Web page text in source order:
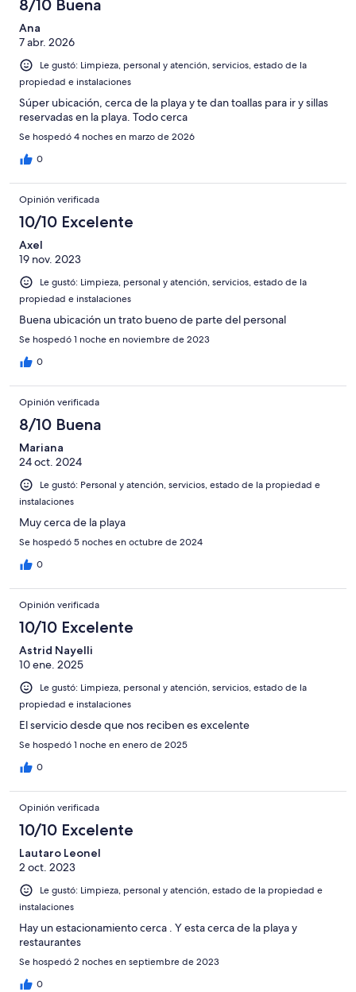
8/10 Buena
Ana
7 abr. 2026
Le gustó: Limpieza, personal y atención, servicios, estado de la
propiedad e instalaciones
Súper ubicación, cerca de la playa y te dan toallas para ir y sillas
reservadas en la playa. Todo cerca
Se hospedó 4 noches en marzo de 2026
0
Opinión verificada
10/10 Excelente
Axel
19 nov. 2023
Le gustó: Limpieza, personal y atención, servicios, estado de la
propiedad e instalaciones
Buena ubicación un trato bueno de parte del personal
Se hospedó 1 noche en noviembre de 2023
0
Opinión verificada
8/10 Buena
Mariana
24 oct. 2024
Le gustó: Personal y atención, servicios, estado de la propiedad e
instalaciones
Muy cerca de la playa
Se hospedó 5 noches en octubre de 2024
0
Opinión verificada
10/10 Excelente
Astrid Nayelli
10 ene. 2025
Le gustó: Limpieza, personal y atención, servicios, estado de la
propiedad e instalaciones
El servicio desde que nos reciben es excelente
Se hospedó 1 noche en enero de 2025
0
Opinión verificada
10/10 Excelente
Lautaro Leonel
2 oct. 2023
Le gustó: Limpieza, personal y atención, estado de la propiedad e
instalaciones
Hay un estacionamiento cerca . Y esta cerca de la playa y
restaurantes
Se hospedó 2 noches en septiembre de 2023
0